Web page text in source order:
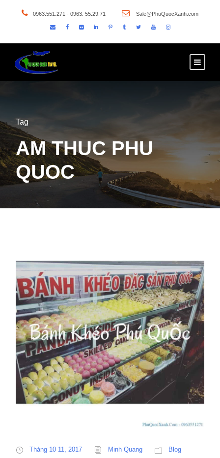
0963.551.271 - 0963. 55.29.71 Sale@PhuQuocXanh.com
Tag
AM THUC PHU
QUOC
Tháng 10 11, 2017 Minh Quang Blog